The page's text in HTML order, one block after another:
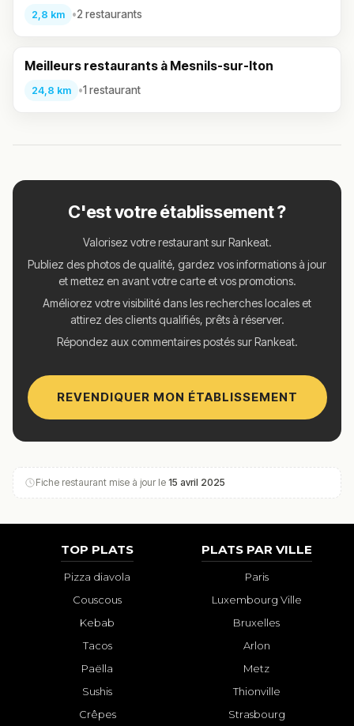
2,8 km •2 restaurants
Meilleurs restaurants à Mesnils-sur-Iton
24,8 km •1 restaurant
C'est votre établissement ?
Valorisez votre restaurant sur Rankeat.
Publiez des photos de qualité, gardez vos informations à jour
et mettez en avant votre carte et vos promotions.
Améliorez votre visibilité dans les recherches locales et
attirez des clients qualifiés, prêts à réserver.
Répondez aux commentaires postés sur Rankeat.
REVENDIQUER MON ÉTABLISSEMENT
Fiche restaurant mise à jour le 15 avril 2025
TOP PLATS
Pizza diavola
Couscous
Kebab
Tacos
Paëlla
Sushis
Crêpes
PLATS PAR VILLE
Paris
Luxembourg Ville
Bruxelles
Arlon
Metz
Thionville
Strasbourg